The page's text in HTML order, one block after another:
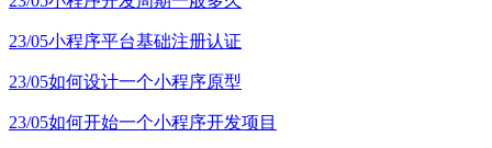
23/05小程序平台基础注册认证
23/05如何设计一个小程序原型
23/05如何开始一个小程序开发项目